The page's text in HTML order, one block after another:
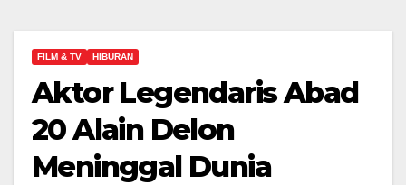
FILM & TV HIBURAN
Aktor Legendaris Abad
20 Alain Delon
Meninggal Dunia